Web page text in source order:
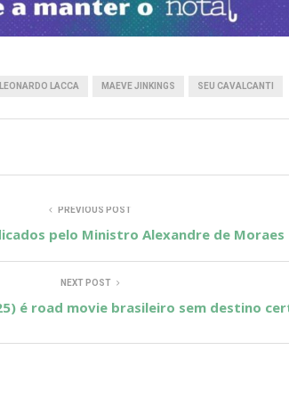
LEONARDO LACCA MAEVE JINKINGS SEU CAVALCANTI
PREVIOUS POST
pelo Ministro Alexandre de Moraes
NEXT POST
é road movie brasileiro sem destino